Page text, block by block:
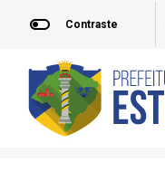
Contraste